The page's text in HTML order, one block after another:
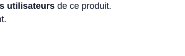
utilisateurs de ce produit.